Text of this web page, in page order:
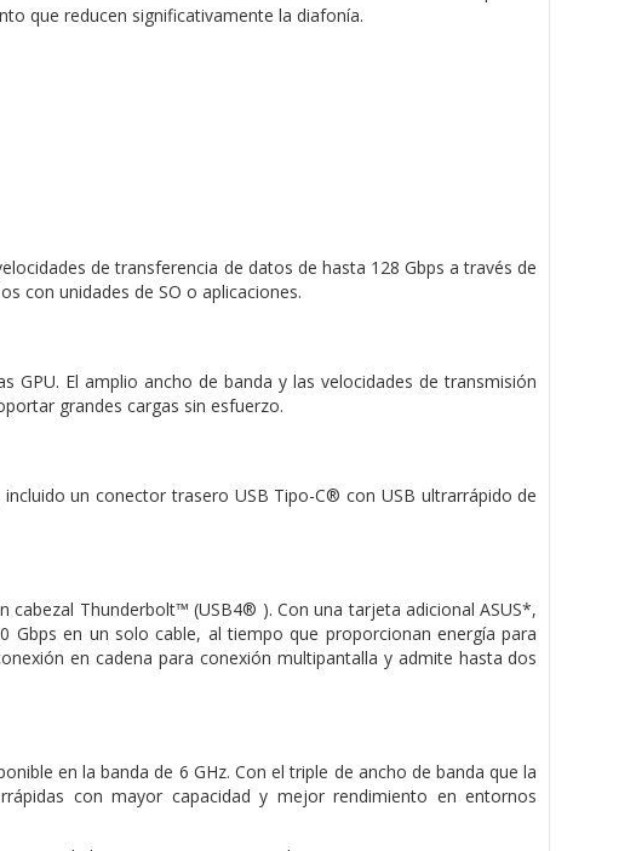
que reducen significativamente la diafonía.
de transferencia de datos de hasta 128 Gbps a través de
con unidades de SO o aplicaciones.
GPU. El amplio ancho de banda y las velocidades de transmisión
grandes cargas sin esfuerzo.
un conector trasero USB Tipo-C® con USB ultrarrápido de
cabezal Thunderbolt™ (USB4® ). Con una tarjeta adicional ASUS*,
Gbps en un solo cable, al tiempo que proporcionan energía para
en cadena para conexión multipantalla y admite hasta dos
en la banda de 6 GHz. Con el triple de ancho de banda que la
con mayor capacidad y mejor rendimiento en entornos